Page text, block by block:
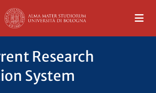
Research
System